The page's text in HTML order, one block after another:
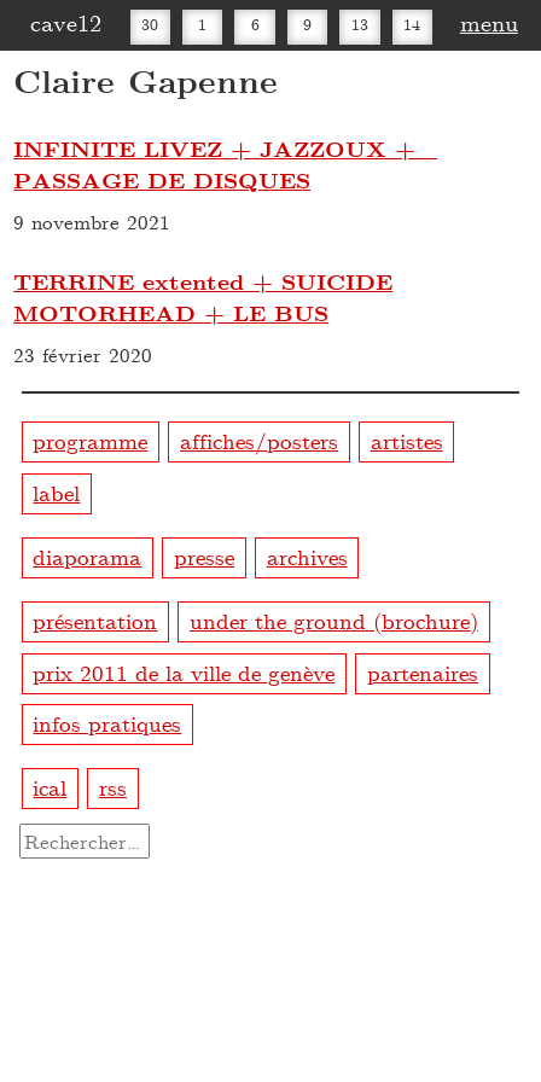
cave12 30 1 6 9 13 14
16
menu
Claire Gapenne
INFINITE LIVEZ + JAZZOUX +
PASSAGE DE DISQUES
9 novembre 2021
TERRINE extented + SUICIDE
MOTORHEAD + LE BUS
23 février 2020
programme affiches/posters
artistes
label
diaporama presse archives
présentation
under the ground (brochure)
prix 2011 de la ville de genève
partenaires
infos pratiques
ical rss
Rechercher :